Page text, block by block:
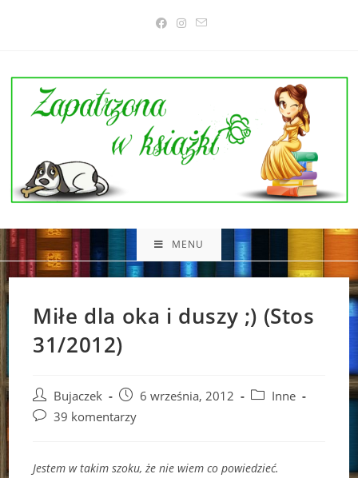
MENU
Miłe dla oka i duszy ;) (Stos
31/2012)
Post
author:
Bujaczek
Post
published:
6 września, 2012
PostInne
Post39 komentarzy
Jestem w takim szoku, że nie wiem co powiedzieć.